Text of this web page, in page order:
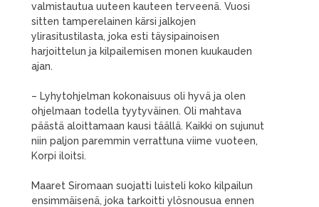
valmistautua uuteen kauteen terveenä. Vuosi
sitten tamperelainen kärsi jalkojen
ylirasitustilasta, joka esti täysipainoisen
harjoittelun ja kilpailemisen monen kuukauden
ajan.
– Lyhytohjelman kokonaisuus oli hyvä ja olen
ohjelmaan todella tyytyväinen. Oli mahtava
päästä aloittamaan kausi täällä. Kaikki on sujunut
niin paljon paremmin verrattuna viime vuoteen,
Korpi iloitsi.
Maaret Siromaan suojatti luisteli koko kilpailun
ensimmäisenä, joka tarkoitti ylösnousua ennen